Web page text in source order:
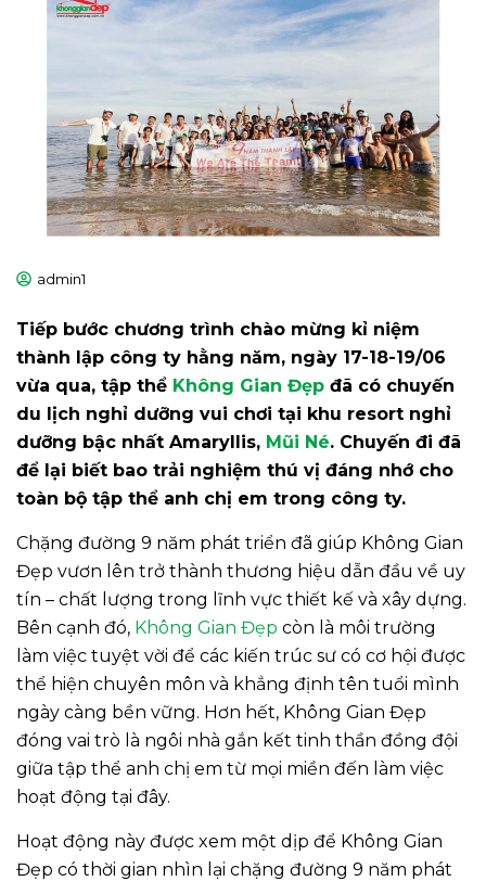
admin1
Tiếp bước chương trình chào mừng kỉ niệm
thành lập công ty hằng năm, ngày 17-18-19/06
vừa qua, tập thể Không Gian Đẹp đã có chuyến
du lịch nghỉ dưỡng vui chơi tại khu resort nghỉ
dưỡng bậc nhất Amaryllis, Mũi Né. Chuyến đi đã
để lại biết bao trải nghiệm thú vị đáng nhớ cho
toàn bộ tập thể anh chị em trong công ty.
Chặng đường 9 năm phát triển đã giúp Không Gian
Đẹp vươn lên trở thành thương hiệu dẫn đầu về uy
tín – chất lượng trong lĩnh vực thiết kế và xây dựng.
Bên cạnh đó, Không Gian Đẹp còn là môi trường
làm việc tuyệt vời để các kiến trúc sư có cơ hội được
thể hiện chuyên môn và khẳng định tên tuổi mình
ngày càng bền vững. Hơn hết, Không Gian Đẹp
đóng vai trò là ngôi nhà gắn kết tinh thần đồng đội
giữa tập thể anh chị em từ mọi miền đến làm việc
hoạt động tại đây.
Hoạt động này được xem một dịp để Không Gian
Đẹp có thời gian nhìn lại chặng đường 9 năm phát